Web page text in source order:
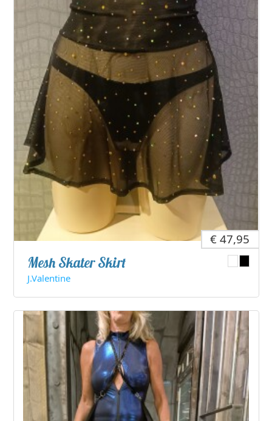
€ 47,95
Mesh Skater Skirt
J.Valentine